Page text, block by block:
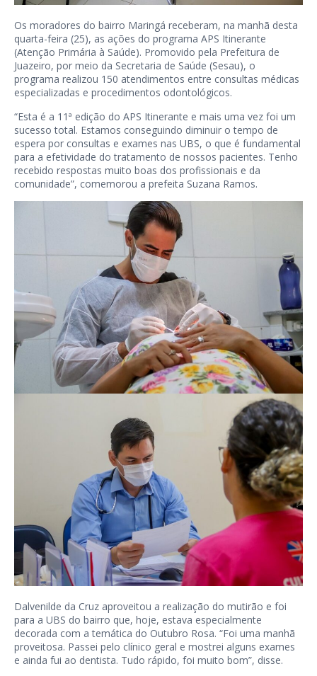
Os moradores do bairro Maringá receberam, na manhã desta
quarta-feira (25), as ações do programa APS Itinerante
(Atenção Primária à Saúde). Promovido pela Prefeitura de
Juazeiro, por meio da Secretaria de Saúde (Sesau), o
programa realizou 150 atendimentos entre consultas médicas
especializadas e procedimentos odontológicos.
“Esta é a 11ª edição do APS Itinerante e mais uma vez foi um
sucesso total. Estamos conseguindo diminuir o tempo de
espera por consultas e exames nas UBS, o que é fundamental
para a efetividade do tratamento de nossos pacientes. Tenho
recebido respostas muito boas dos profissionais e da
comunidade”, comemorou a prefeita Suzana Ramos.
Dalvenilde da Cruz aproveitou a realização do mutirão e foi
para a UBS do bairro que, hoje, estava especialmente
decorada com a temática do Outubro Rosa. “Foi uma manhã
proveitosa. Passei pelo clínico geral e mostrei alguns exames
e ainda fui ao dentista. Tudo rápido, foi muito bom”, disse.